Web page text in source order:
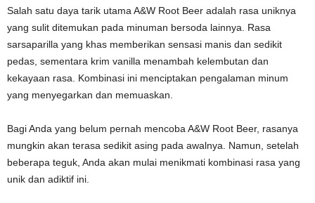
Salah satu daya tarik utama A&W Root Beer adalah rasa uniknya
yang sulit ditemukan pada minuman bersoda lainnya. Rasa
sarsaparilla yang khas memberikan sensasi manis dan sedikit
pedas, sementara krim vanilla menambah kelembutan dan
kekayaan rasa. Kombinasi ini menciptakan pengalaman minum
yang menyegarkan dan memuaskan.
Bagi Anda yang belum pernah mencoba A&W Root Beer, rasanya
mungkin akan terasa sedikit asing pada awalnya. Namun, setelah
beberapa teguk, Anda akan mulai menikmati kombinasi rasa yang
unik dan adiktif ini.